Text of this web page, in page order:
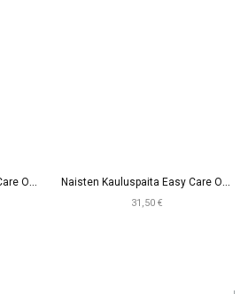
M
iesten Kauluspaita Easy Care Oxford N
aisten Kauluspaita Easy Care Oxford
31,50 €